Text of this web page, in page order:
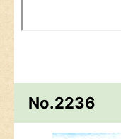
No.2236